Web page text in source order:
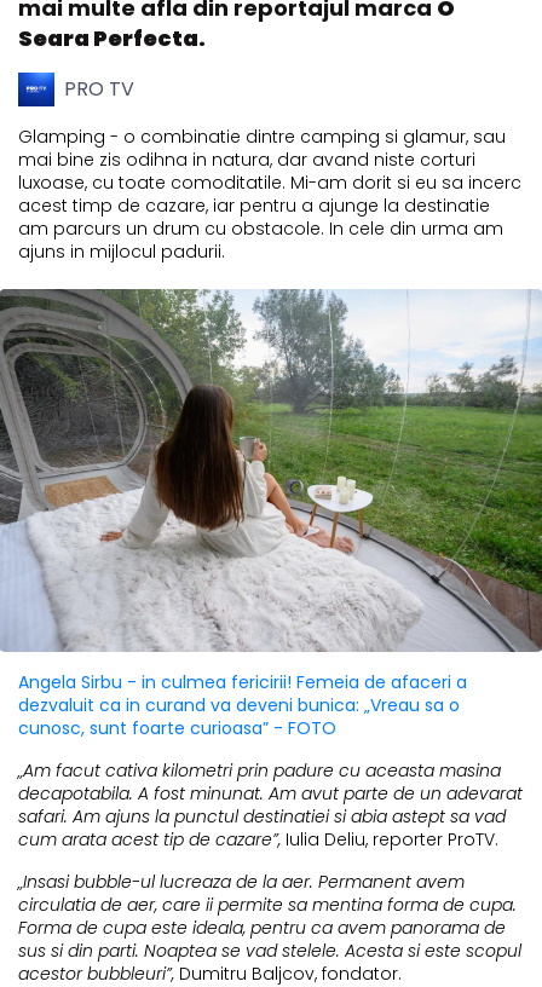
mai multe afla din reportajul marca O
Seara Perfecta.
PRO TV
Glamping - o combinatie dintre camping si glamur, sau
mai bine zis odihna in natura, dar avand niste corturi
luxoase, cu toate comoditatile. Mi-am dorit si eu sa incerc
acest timp de cazare, iar pentru a ajunge la destinatie
am parcurs un drum cu obstacole. In cele din urma am
ajuns in mijlocul padurii.
Angela Sirbu - in culmea fericirii! Femeia de afaceri a
dezvaluit ca in curand va deveni bunica: „Vreau sa o
cunosc, sunt foarte curioasa” - FOTO
„Am facut cativa kilometri prin padure cu aceasta masina
decapotabila. A fost minunat. Am avut parte de un adevarat
safari. Am ajuns la punctul destinatiei si abia astept sa vad
cum arata acest tip de cazare”, Iulia Deliu, reporter ProTV.
„Insasi bubble-ul lucreaza de la aer. Permanent avem
circulatia de aer, care ii permite sa mentina forma de cupa.
Forma de cupa este ideala, pentru ca avem panorama de
sus si din parti. Noaptea se vad stelele. Acesta si este scopul
acestor bubbleuri”, Dumitru Baljcov, fondator.